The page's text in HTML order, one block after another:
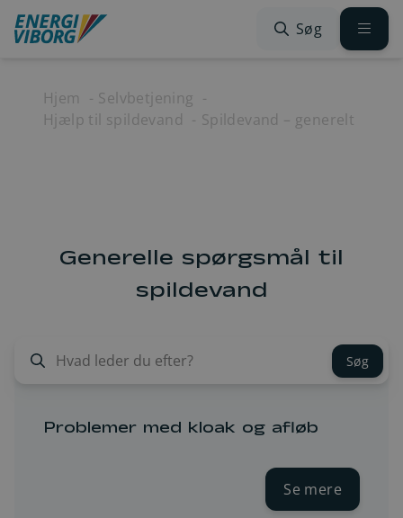
Spring til indhold
Søg
Hjem
Selvbetjening
Hjælp til spildevand
Spildevand – generelt
Generelle spørgsmål til
spildevand
Søg
Problemer med kloak og afløb
Se mere